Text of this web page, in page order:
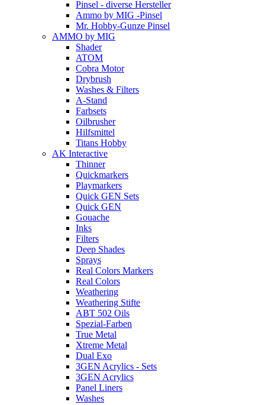
Pinsel - diverse Hersteller
Ammo by MIG -Pinsel
Mr. Hobby-Gunze Pinsel
AMMO by MIG
Shader
ATOM
Cobra Motor
Drybrush
Washes & Filters
A-Stand
Farbsets
Oilbrusher
Hilfsmittel
Titans Hobby
AK Interactive
Thinner
Quickmarkers
Playmarkers
Quick GEN Sets
Quick GEN
Gouache
Inks
Filters
Deep Shades
Sprays
Real Colors Markers
Real Colors
Weathering
Weathering Stifte
ABT 502 Oils
Spezial-Farben
True Metal
Xtreme Metal
Dual Exo
3GEN Acrylics - Sets
3GEN Acrylics
Panel Liners
Washes